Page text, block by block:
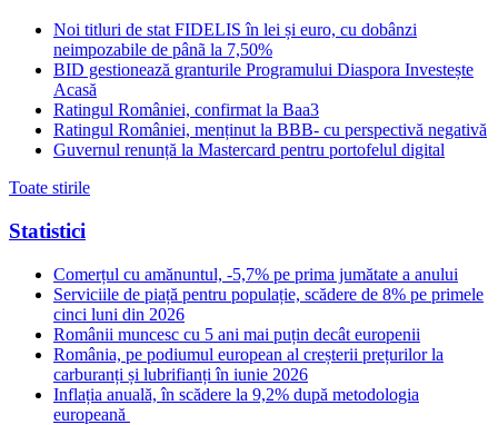
Noi titluri de stat FIDELIS în lei și euro, cu dobânzi
neimpozabile de pânã la 7,50%
BID gestionează granturile Programului Diaspora Investește
Acasă
Ratingul României, confirmat la Baa3
Ratingul României, menținut la BBB- cu perspectivă negativă
Guvernul renunță la Mastercard pentru portofelul digital
Toate stirile
Statistici
Comerțul cu amănuntul, -5,7% pe prima jumătate a anului
Serviciile de piață pentru populație, scădere de 8% pe primele
cinci luni din 2026
Românii muncesc cu 5 ani mai puțin decât europenii
România, pe podiumul european al creșterii prețurilor la
carburanți și lubrifianți în iunie 2026
Inflația anuală, în scădere la 9,2% după metodologia
europeană